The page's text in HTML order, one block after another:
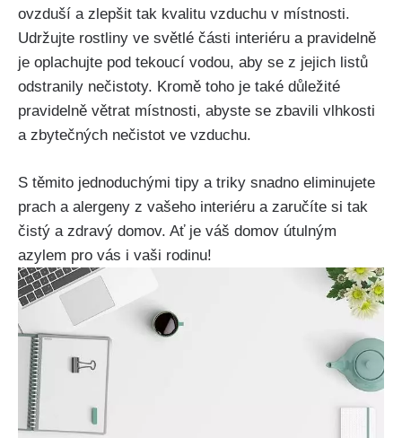
ovzduší a zlepšit tak kvalitu vzduchu ⁢v místnosti.
Udržujte rostliny ve světlé ‍části interiéru a pravidelně
je oplachujte pod tekoucí vodou, aby se z jejich listů
odstranily nečistoty. Kromě toho je také důležité
pravidelně větrat místnosti, abyste‌ se⁤ zbavili vlhkosti
a zbytečných nečistot ve vzduchu.
S těmito jednoduchými tipy a triky snadno eliminujete⁤
prach ‌a alergeny z vašeho interiéru a zaručíte si tak
čistý a zdravý domov. Ať je‌ váš domov útulným
azylem pro vás i vaši rodinu!